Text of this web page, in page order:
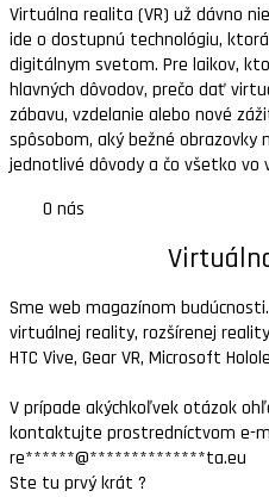
Virtuálna realita (VR) už dávno
ide o dostupnú technológiu,
digitálnym svetom. Pre laikov,
hlavných dôvodov, prečo dať
zábavu, vzdelanie alebo nové
spôsobom, aký bežné
jednotlivé dôvody a čo všetko
O nás
Sme web magazínom
virtuálnej reality, rozšírenej
HTC Vive, Gear VR, Microsoft
V prípade akýchkoľvek otázok
kontaktujte prostredníctvom e-
re******@**************ta.eu
Ste tu prvý krát ?